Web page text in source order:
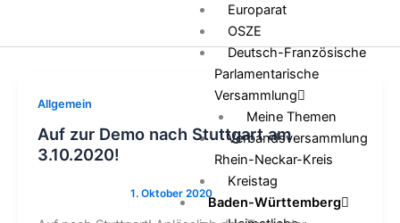
Europarat
OSZE
Deutsch-Französische
Parlamentarische
Versammlung
Meine Themen
Verbandsversammlung
Rhein-Neckar-Kreis
Kreistag
Baden-Württemberg
Allgemein
Auf zur Demo nach Stuttgart am
3.10.2020!